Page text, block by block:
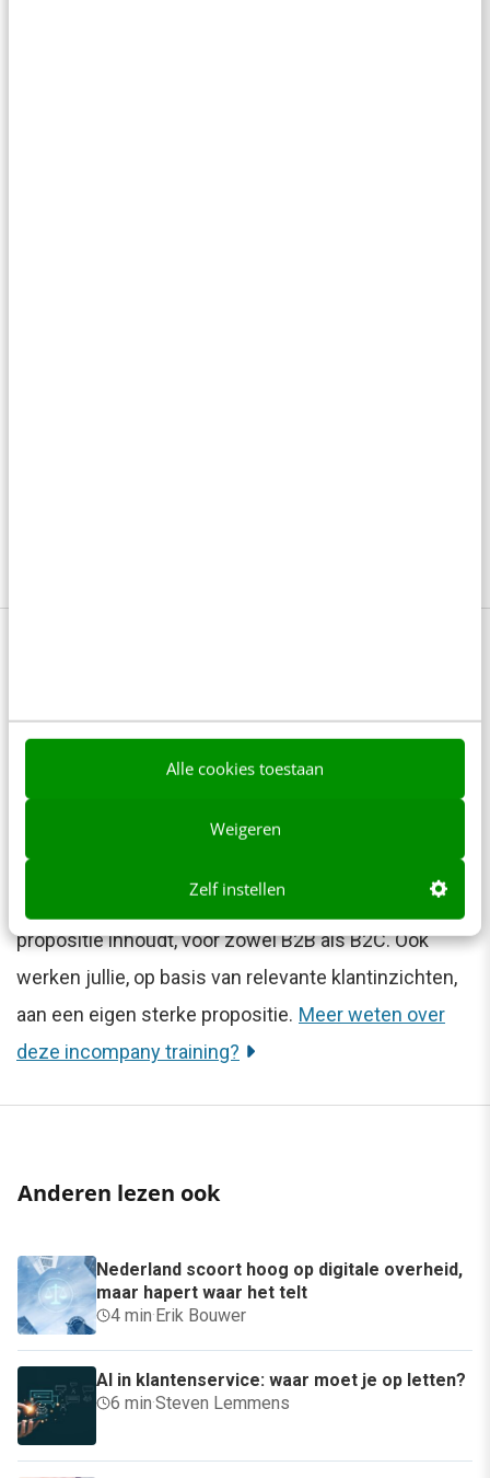
Alle cookies toestaan
Weigeren
Zelf instellen
zorgen dat je doelgroep voor jouw producten of
diensten kiest? Een goede propositie kan het
verschil maken. In deze incompany-training ontdek
je samen met collega’s wat een succesvolle
propositie inhoudt, voor zowel B2B als B2C. Ook
werken jullie, op basis van relevante klantinzichten,
aan een eigen sterke propositie. Meer weten over
deze incompany training?
Anderen lezen ook
Nederland scoort hoog op digitale overheid,
maar hapert waar het telt
4 min·Erik Bouwer
AI in klantenservice: waar moet je op letten?
6 min·Steven Lemmens